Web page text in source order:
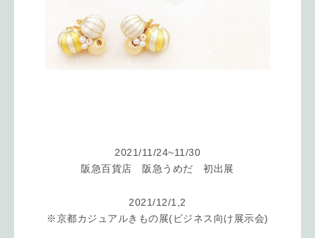
2021/11/24~11/30
阪急百貨店 阪急うめだ 初出展
2021/12/1,2
※京都カジュアルきもの展(ビジネス向け展示会)